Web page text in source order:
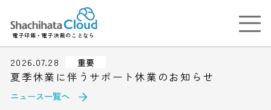
電子印鑑・電子決裁のことなら
2026.07.28 重要
夏季休業に伴うサポート休業のお知らせ
ニュース一覧へ